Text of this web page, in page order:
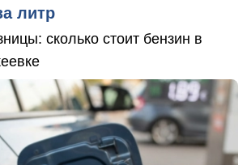
литр
сколько стоит бензин в